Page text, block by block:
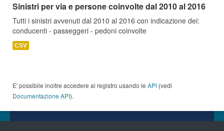
Sinistri per via e persone coinvolte dal 2010 al 2016
Tutti i sinistri avvenuti dal 2010 al 2016 con indicazione dei:
conducenti - passeggeri - pedoni coinvolte
CSV
E' possibile inoltre accedere al registro usando le API (vedi
Documentazione API).